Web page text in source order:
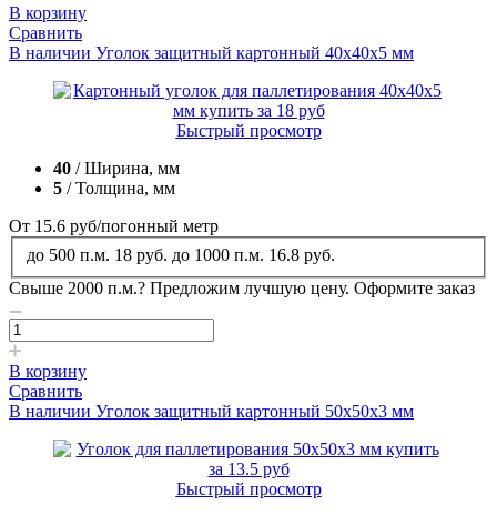
В корзину
Сравнить
В наличии Уголок защитный картонный 40x40x5 мм
Быстрый просмотр
40 / Ширина, мм
5 / Толщина, мм
От 15.6 руб/погонный метр
до 500 п.м. 18 руб. до 1000 п.м. 16.8 руб.
Свыше 2000 п.м.? Предложим лучшую цену. Оформите заказ
В корзину
Сравнить
В наличии Уголок защитный картонный 50x50x3 мм
Быстрый просмотр